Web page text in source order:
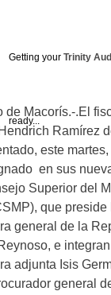
Getting your Trinity
ready...
de Macorís.-.El
Ramírez
este
en sus
Superior del
que preside
general de la
e
adjunta Isis
general